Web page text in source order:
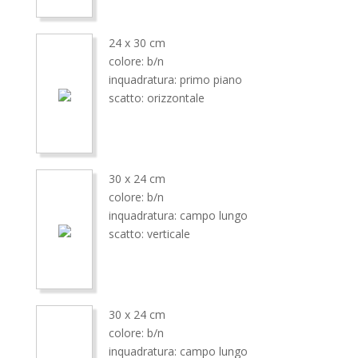
24 x 30 cm
colore: b/n
inquadratura: primo piano
scatto: orizzontale
30 x 24 cm
colore: b/n
inquadratura: campo lungo
scatto: verticale
30 x 24 cm
colore: b/n
inquadratura: campo lungo